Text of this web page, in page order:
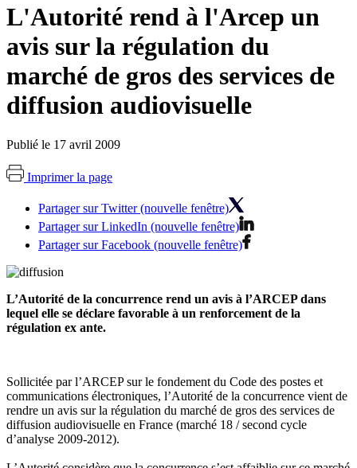
L'Autorité rend à l'Arcep un
avis sur la régulation du
marché de gros des services de
diffusion audiovisuelle
Publié le 17 avril 2009
Imprimer la page
Partager sur Twitter (nouvelle fenêtre)
Partager sur LinkedIn (nouvelle fenêtre)
Partager sur Facebook (nouvelle fenêtre)
L’Autorité de la concurrence rend un avis à l’ARCEP dans
lequel elle se déclare favorable à un renforcement de la
régulation ex ante.
Sollicitée par l’ARCEP sur le fondement du Code des postes et
communications électroniques, l’Autorité de la concurrence vient de
rendre un avis sur la régulation du marché de gros des services de
diffusion audiovisuelle en France (marché 18 / second cycle
d’analyse 2009-2012).